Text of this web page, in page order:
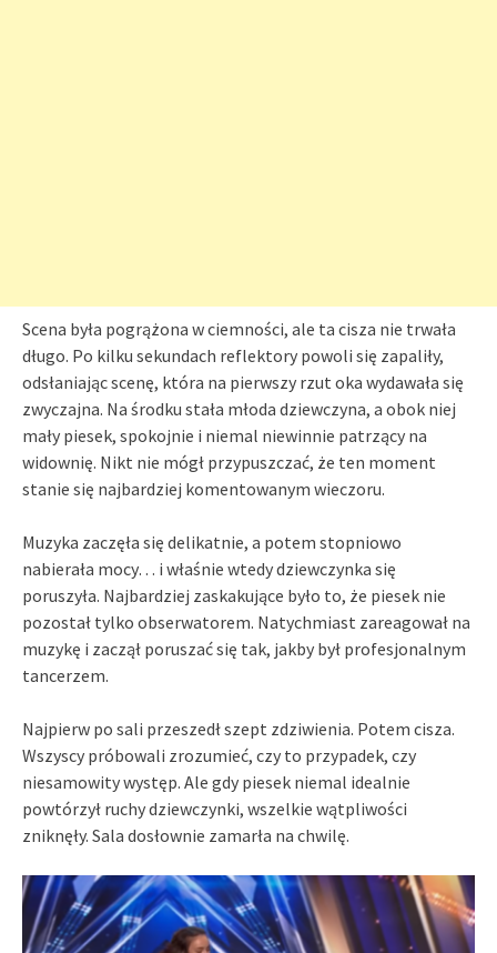
Scena była pogrążona w ciemności, ale ta cisza nie trwała
długo. Po kilku sekundach reflektory powoli się zapaliły,
odsłaniając scenę, która na pierwszy rzut oka wydawała się
zwyczajna. Na środku stała młoda dziewczyna, a obok niej
mały piesek, spokojnie i niemal niewinnie patrzący na
widownię. Nikt nie mógł przypuszczać, że ten moment
stanie się najbardziej komentowanym wieczoru.
Muzyka zaczęła się delikatnie, a potem stopniowo
nabierała mocy… i właśnie wtedy dziewczynka się
poruszyła. Najbardziej zaskakujące było to, że piesek nie
pozostał tylko obserwatorem. Natychmiast zareagował na
muzykę i zaczął poruszać się tak, jakby był profesjonalnym
tancerzem.
Najpierw po sali przeszedł szept zdziwienia. Potem cisza.
Wszyscy próbowali zrozumieć, czy to przypadek, czy
niesamowity występ. Ale gdy piesek niemal idealnie
powtórzył ruchy dziewczynki, wszelkie wątpliwości
zniknęły. Sala dosłownie zamarła na chwilę.